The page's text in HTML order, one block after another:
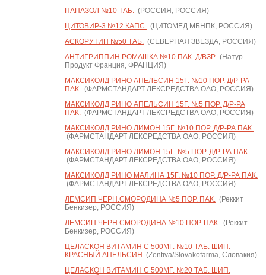
ПАПАЗОЛ №10 ТАБ.(РОССИЯ, РОССИЯ)
ЦИТОВИР-3 №12 КАПС.(ЦИТОМЕД МБНПК, РОССИЯ)
АСКОРУТИН №50 ТАБ.(СЕВЕРНАЯ ЗВЕЗДА, РОССИЯ)
АНТИГРИППИН РОМАШКА №10 ПАК. Д/ВЗР.(Натур
Продукт Франция, ФРАНЦИЯ)
МАКСИКОЛД РИНО АПЕЛЬСИН 15Г. №10 ПОР. Д/Р-РА
ПАК.(ФАРМСТАНДАРТ ЛЕКСРЕДСТВА ОАО, РОССИЯ)
МАКСИКОЛД РИНО АПЕЛЬСИН 15Г. №5 ПОР. Д/Р-РА
ПАК.(ФАРМСТАНДАРТ ЛЕКСРЕДСТВА ОАО, РОССИЯ)
МАКСИКОЛД РИНО ЛИМОН 15Г. №10 ПОР. Д/Р-РА ПАК.
(ФАРМСТАНДАРТ ЛЕКСРЕДСТВА ОАО, РОССИЯ)
МАКСИКОЛД РИНО ЛИМОН 15Г. №5 ПОР. Д/Р-РА ПАК.
(ФАРМСТАНДАРТ ЛЕКСРЕДСТВА ОАО, РОССИЯ)
МАКСИКОЛД РИНО МАЛИНА 15Г. №10 ПОР. Д/Р-РА ПАК.
(ФАРМСТАНДАРТ ЛЕКСРЕДСТВА ОАО, РОССИЯ)
ЛЕМСИП ЧЕРН.СМОРОДИНА №5 ПОР. ПАК.(Реккит
Бенкизер, РОССИЯ)
ЛЕМСИП ЧЕРН.СМОРОДИНА №10 ПОР. ПАК.(Реккит
Бенкизер, РОССИЯ)
ЦЕЛАСКОН ВИТАМИН С 500МГ. №10 ТАБ. ШИП.
КРАСНЫЙ АПЕЛЬСИН (Zentiva/Slovakofarma, Словакия)
ЦЕЛАСКОН ВИТАМИН С 500МГ. №20 ТАБ. ШИП.